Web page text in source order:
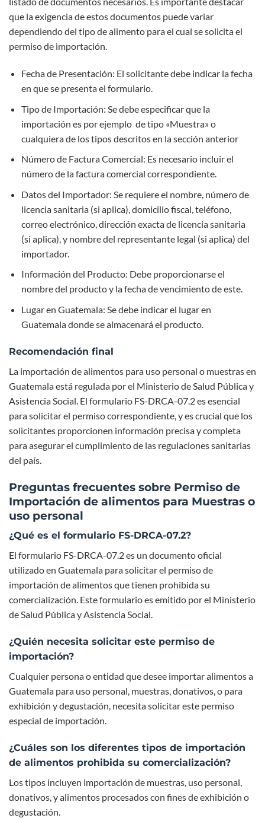
que la exigencia de estos documentos puede variar
dependiendo del tipo de alimento para el cual se solicita el
permiso de importación.
Fecha de Presentación: El solicitante debe indicar la fecha
en que se presenta el formulario.
Tipo de Importación: Se debe especificar que la
importación es por ejemplo de tipo «Muestra» o
cualquiera de los tipos descritos en la sección anterior
Número de Factura Comercial: Es necesario incluir el
número de la factura comercial correspondiente.
Datos del Importador: Se requiere el nombre, número de
licencia sanitaria (si aplica), domicilio fiscal, teléfono,
correo electrónico, dirección exacta de licencia sanitaria
(si aplica), y nombre del representante legal (si aplica) del
importador.
Información del Producto: Debe proporcionarse el
nombre del producto y la fecha de vencimiento de este.
Lugar en Guatemala: Se debe indicar el lugar en
Guatemala donde se almacenará el producto.
Recomendación final
La importación de alimentos para uso personal o muestras en
Guatemala está regulada por el Ministerio de Salud Pública y
Asistencia Social. El formulario FS-DRCA-07.2 es esencial
para solicitar el permiso correspondiente, y es crucial que los
solicitantes proporcionen información precisa y completa
para asegurar el cumplimiento de las regulaciones sanitarias
del país.
Preguntas frecuentes sobre Permiso de
Importación de alimentos para Muestras o
uso personal
¿Qué es el formulario FS-DRCA-07.2?
El formulario FS-DRCA-07.2 es un documento oficial
utilizado en Guatemala para solicitar el permiso de
importación de alimentos que tienen prohibida su
comercialización. Este formulario es emitido por el Ministerio
de Salud Pública y Asistencia Social.
¿Quién necesita solicitar este permiso de
importación?
Cualquier persona o entidad que desee importar alimentos a
Guatemala para uso personal, muestras, donativos, o para
exhibición y degustación, necesita solicitar este permiso
especial de importación.
¿Cuáles son los diferentes tipos de importación
de alimentos prohibida su comercialización?
Los tipos incluyen importación de muestras, uso personal,
donativos, y alimentos procesados con fines de exhibición o
degustación.